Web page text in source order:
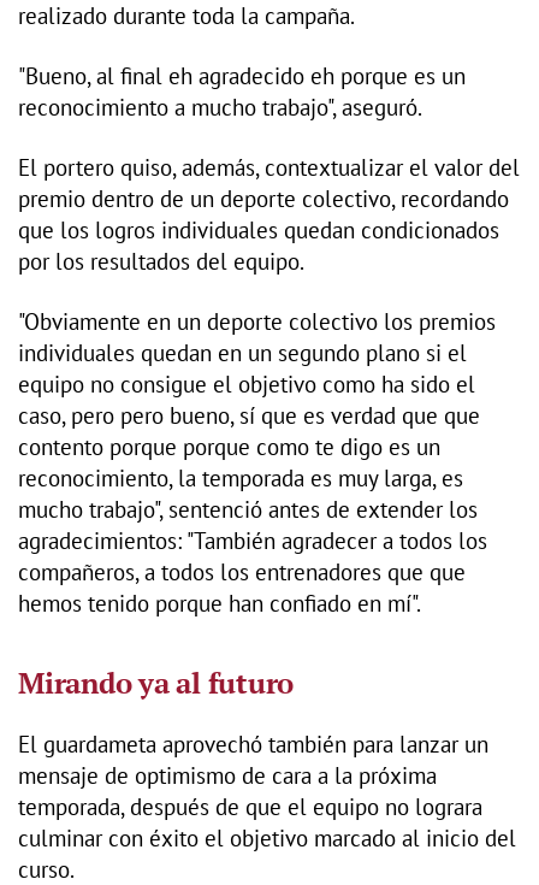
realizado durante toda la campaña.
"Bueno, al final eh agradecido eh porque es un
reconocimiento a mucho trabajo", aseguró.
El portero quiso, además, contextualizar el valor del
premio dentro de un deporte colectivo, recordando
que los logros individuales quedan condicionados
por los resultados del equipo.
"Obviamente en un deporte colectivo los premios
individuales quedan en un segundo plano si el
equipo no consigue el objetivo como ha sido el
caso, pero pero bueno, sí que es verdad que que
contento porque porque como te digo es un
reconocimiento, la temporada es muy larga, es
mucho trabajo", sentenció antes de extender los
agradecimientos: "También agradecer a todos los
compañeros, a todos los entrenadores que que
hemos tenido porque han confiado en mí".
Mirando ya al futuro
El guardameta aprovechó también para lanzar un
mensaje de optimismo de cara a la próxima
temporada, después de que el equipo no lograra
culminar con éxito el objetivo marcado al inicio del
curso.